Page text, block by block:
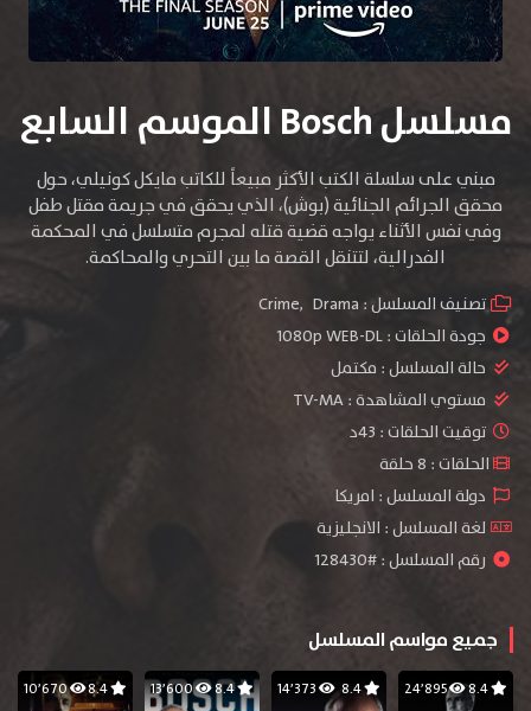
مسلسل Bosch الموسم السابع
مبني على سلسلة الكتب الأكثر مبيعاً للكاتب مايكل كونيلي، حول
محقق الجرائم الجنائية (بوش)، الذي يحقق في جريمة مقتل طفل
وفي نفس الأثناء يواجه قضية قتله لمجرم متسلسل في المحكمة
الفدرالية، لتتنقل القصة ما بين التحري والمحاكمة.
تصنيف المسلسل : Crime, Drama
جودة الحلقات :1080p WEB-DL
حالة المسلسل : مكتمل
مستوي المشاهدة :TV-MA
توقيت الحلقات : 43د
الحلقات : 8 حلقة
دولة المسلسل : امريكا
لغة المسلسل : الانجليزية
رقم المسلسل : #128430
جميع مواسم المسلسل
24٬895 8.4
8.4 13٬600 10٬670